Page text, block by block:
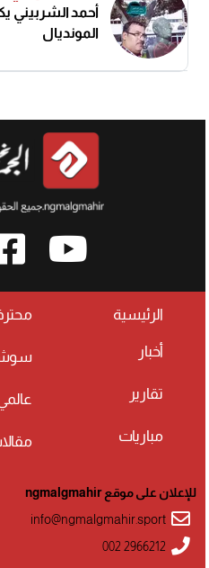
أحمد الشربيني
المونديال
الرئيسية
أخبار
تقارير
مباريات
للإعلان على موقع ngmalgmahir
info@ngmalgmahir.sport
002 2966212